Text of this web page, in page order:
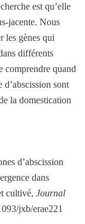
est qu’elle
jacente. Nous
les gènes qui
différents
comprendre quand
d’abscission sont
la domestication
d’abscission
dans
cultivé, Journal
jxb/erae221